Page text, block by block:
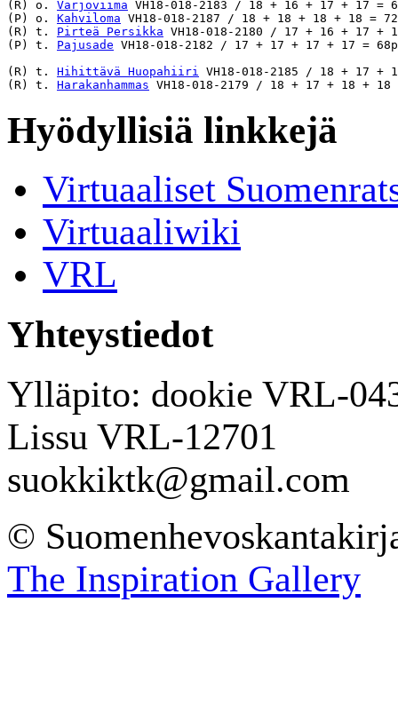
(R) o. Varjoviima VH18-018-2183 / 18 + 16 + 17 + 17 =
(P) o. Kahviloma VH18-018-2187 / 18 + 18 + 18 + 18 =
(R) t. Pirteä Persikka VH18-018-2180 / 17 + 16 + 17 +
(P) t. Pajusade VH18-018-2182 / 17 + 17 + 17 + 17 =
(R) t. Hihittävä Huopahiiri
VH18-018-2185 / 18 + 17 +
(R) t. Harakanhammas
Hyödyllisiä linkkejä
Virtuaaliset
Virtuaaliwiki
VRL
Yhteystiedot
Ylläpito: dookie VRL-
Lissu VRL-12701
suokkiktk@gmail.com
©
The Inspiration Gallery